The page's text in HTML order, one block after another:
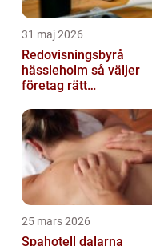
31 maj 2026
Redovisningsbyrå
hässleholm så väljer
företag rätt
25 mars 2026
Spahotell dalarna